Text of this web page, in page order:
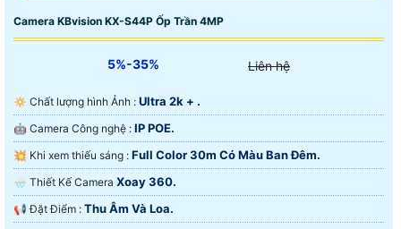
Camera KBvision KX-S44P Ốp Trần 4MP
5%-35% Liên hệ
🔅 Chất lượng hình Ảnh : Ultra 2k + .
🤖️ Camera Công nghệ : IP POE.
💥 Khi xem thiếu sáng : Full Color 30m Có Màu Ban Ðêm.
🌧️ Thiết Kế Camera Xoay 360.
️📢 Đặt Điểm : Thu Âm Và Loa.